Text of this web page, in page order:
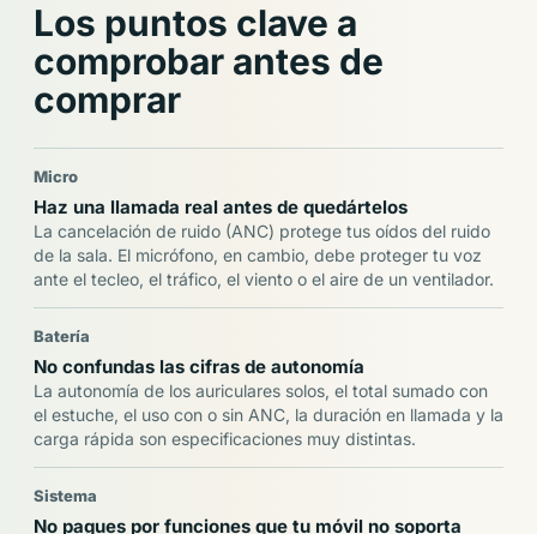
Los puntos clave a
comprobar antes de
comprar
Micro
Haz una llamada real antes de quedártelos
La cancelación de ruido (ANC) protege tus oídos del ruido
de la sala. El micrófono, en cambio, debe proteger tu voz
ante el tecleo, el tráfico, el viento o el aire de un ventilador.
Batería
No confundas las cifras de autonomía
La autonomía de los auriculares solos, el total sumado con
el estuche, el uso con o sin ANC, la duración en llamada y la
carga rápida son especificaciones muy distintas.
Sistema
No pagues por funciones que tu móvil no soporta